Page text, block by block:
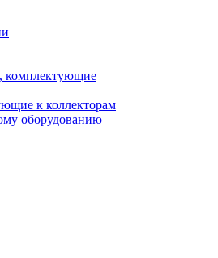
комплектующие
к коллекторам
оборудованию